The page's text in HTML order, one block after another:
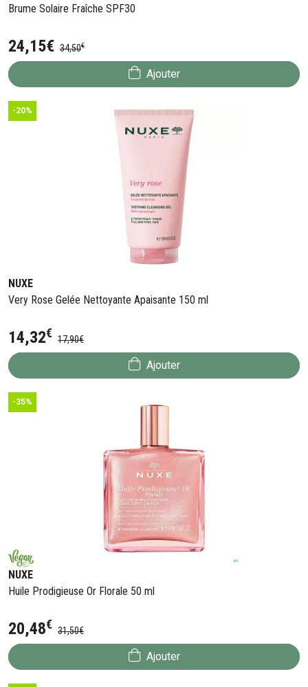
Brume Solaire Fraîche SPF30
24,15€ 34,50€
Ajouter
-20%
NUXE
Very Rose Gelée Nettoyante Apaisante 150 ml
14,32€ 17,90€
Ajouter
-35%
NUXE
Huile Prodigieuse Or Florale 50 ml
20,48€ 31,50€
Ajouter